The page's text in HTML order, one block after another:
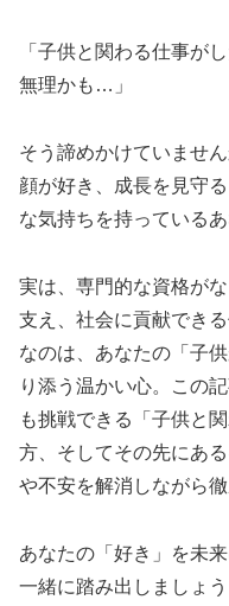
「子供と関わる仕事が
無理かも…」
そう諦めかけていませ
顔が好き、成長を見守
な気持ちを持っているあ
実は、専門的な資格が
支え、社会に貢献でき
なのは、あなたの「子
り添う温かい心。この
も挑戦できる「子供と
方、そしてその先にあ
や不安を解消しながら
あなたの「好き」を未
一緒に踏み出しましょう